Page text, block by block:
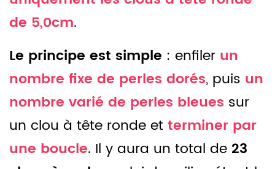
de 5,0cm.
Le principe est simple : enfiler un
nombre fixe de perles dorés, puis un
nombre varié de perles bleues sur
un clou à tête ronde etterminer par
une boucle. Il y aura un total de 23